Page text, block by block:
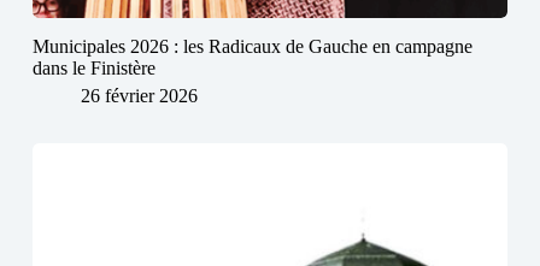
Municipales 2026 : les Radicaux de Gauche en campagne
dans le Finistère
26 février 2026